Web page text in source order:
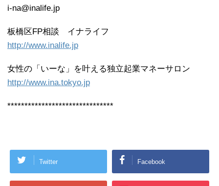
i-na@inalife.jp
板橋区FP相談 イナライフ
http://www.inalife.jp
女性の「いーな」を叶える独立起業マネーサロン
http://www.ina.tokyo.jp
*******************************
Twitter Facebook